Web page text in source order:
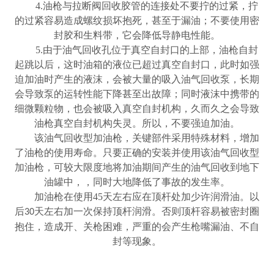
4.油枪与拉断阀回收胶管的连接处不要拧的过紧，拧
的过紧容易造成螺纹损坏抱死，甚至于漏油；不要使用密
封胶和生料带，它会降低导静电性能。
5.由于油气回收孔位于真空自封口的上部，油枪自封
起跳以后，这时油箱的液位已超过真空自封口，此时如强
迫加油时产生的液沫，会被大量的吸入油气回收泵，长期
会导致泵的运转性能下降甚至出故障；同时液沫中携带的
细微颗粒物，也会被吸入真空自封机构，久而久之会导致
油枪真空自封机构失灵。所以，不要强迫加油。
该油气回收型加油枪，关键部件采用特殊材料，增加
了油枪的使用寿命。只要正确的安装并使用该油气回收型
加油枪，可较大限度地将加油期间产生的油气回收到地下
油罐中，，同时大地降低了事故的发生率。
加油枪在使用45天左右应在顶杆处加少许润滑油。以
后30天左右加一次保持顶杆润滑。否则顶杆容易被密封圈
抱住，造成开、关枪困难，严重的会产生枪嘴漏油、不自
封等现象。